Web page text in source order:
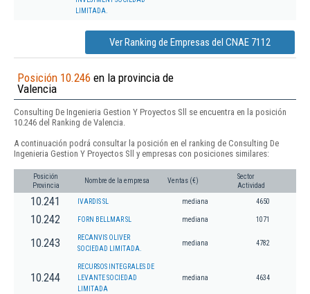
LIMITADA.
Ver Ranking de Empresas del CNAE 7112
Posición 10.246 en la provincia de
Valencia
Consulting De Ingenieria Gestion Y Proyectos Sll se encuentra en la posición
10.246 del Ranking de Valencia.
A continuación podrá consultar la posición en el ranking de Consulting De
Ingenieria Gestion Y Proyectos Sll y empresas con posiciones similares:
Posición
Provincia
Nombre de la empresa Ventas (€)
Sector
Actividad
10.241 IVARDIS SL mediana 4650
10.242 FORN BELLMAR SL mediana 1071
10.243
RECANVIS OLIVER
SOCIEDAD LIMITADA.
mediana 4782
10.244
RECURSOS INTEGRALES DE
LEVANTE SOCIEDAD
LIMITADA
mediana 4634